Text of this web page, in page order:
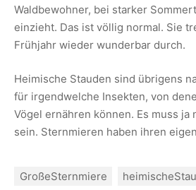
Waldbewohner, bei starker
einzieht. Das ist völlig normal. Sie
Frühjahr wieder wunderbar durch.
Heimische Stauden sind übrigens
für irgendwelche Insekten, von
Vögel ernähren können. Es muss ja
sein. Sternmieren haben ihren
GroßeSternmiere